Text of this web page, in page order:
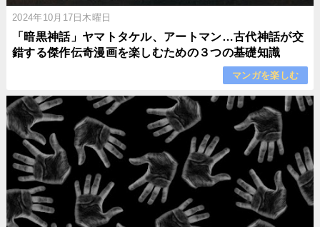
2024年10月17日木曜日
「暗黒神話」ヤマトタケル、アートマン…古代神話が交
錯する傑作伝奇漫画を楽しむための３つの基礎知識
マンガを楽しむ